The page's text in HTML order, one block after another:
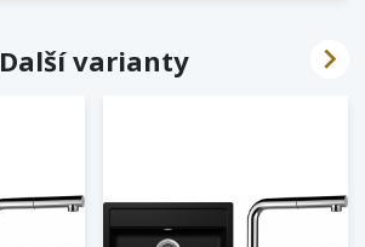
Další varianty 